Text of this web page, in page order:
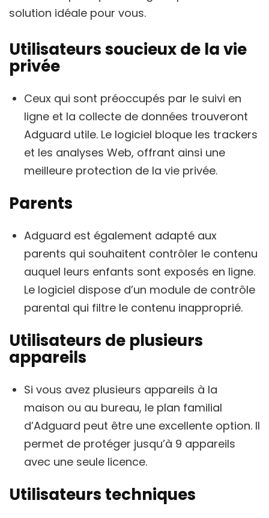
solution idéale pour vous.
Utilisateurs soucieux de la vie
privée
Ceux qui sont préoccupés par le suivi en
ligne et la collecte de données trouveront
Adguard utile. Le logiciel bloque les trackers
et les analyses Web, offrant ainsi une
meilleure protection de la vie privée.
Parents
Adguard est également adapté aux
parents qui souhaitent contrôler le contenu
auquel leurs enfants sont exposés en ligne.
Le logiciel dispose d’un module de contrôle
parental qui filtre le contenu inapproprié.
Utilisateurs de plusieurs
appareils
Si vous avez plusieurs appareils à la
maison ou au bureau, le plan familial
d’Adguard peut être une excellente option. Il
permet de protéger jusqu’à 9 appareils
avec une seule licence.
Utilisateurs techniques